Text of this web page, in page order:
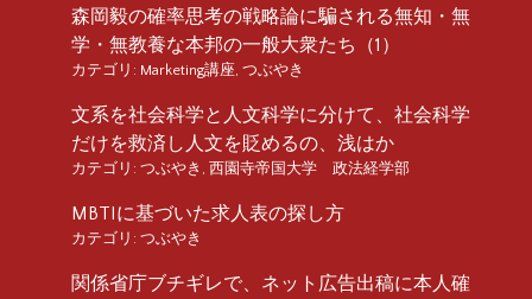
森岡毅の確率思考の戦略論に騙される無知・無
学・無教養な本邦の一般大衆たち（1）
カテゴリ: Marketing講座, つぶやき
文系を社会科学と人文科学に分けて、社会科学
だけを救済し人文を貶めるの、浅はか
カテゴリ: つぶやき , 西園寺帝国大学 政法経学部
MBTIに基づいた求人表の探し方
カテゴリ: つぶやき
関係省庁ブチギレで、ネット広告出稿に本人確